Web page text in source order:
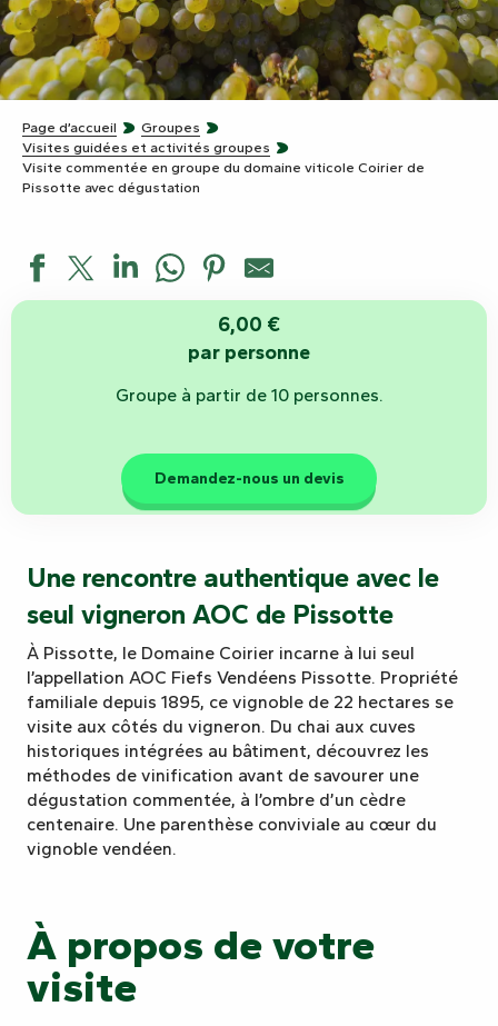
Page d’accueil
Groupes
Visites guidées et activités groupes
Visite commentée en groupe du domaine viticole Coirier de
Pissotte avec dégustation
6,00 €
par personne
Groupe à partir de 10 personnes.
Demandez-nous un devis
Une rencontre authentique avec le
seul vigneron AOC de Pissotte
À Pissotte, le Domaine Coirier incarne à lui seul
l’appellation AOC Fiefs Vendéens Pissotte. Propriété
familiale depuis 1895, ce vignoble de 22 hectares se
visite aux côtés du vigneron. Du chai aux cuves
historiques intégrées au bâtiment, découvrez les
méthodes de vinification avant de savourer une
dégustation commentée, à l’ombre d’un cèdre
centenaire. Une parenthèse conviviale au cœur du
vignoble vendéen.
À propos de votre
visite